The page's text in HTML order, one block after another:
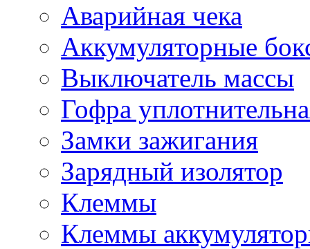
Аварийная чека
Аккумуляторные
Выключатель массы
Гофра
Замки зажигания
Зарядный изолятор
Клеммы
Клеммы